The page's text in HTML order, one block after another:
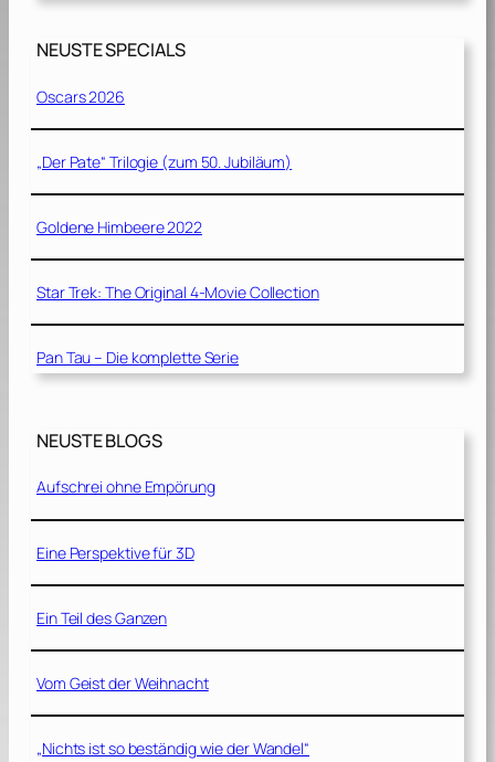
NEUSTE SPECIALS
Oscars 2026
„Der Pate“ Trilogie (zum 50. Jubiläum)
Goldene Himbeere 2022
Star Trek: The Original 4-Movie Collection
Pan Tau – Die komplette Serie
NEUSTE BLOGS
Aufschrei ohne Empörung
Eine Perspektive für 3D
Ein Teil des Ganzen
Vom Geist der Weihnacht
„Nichts ist so beständig wie der Wandel“